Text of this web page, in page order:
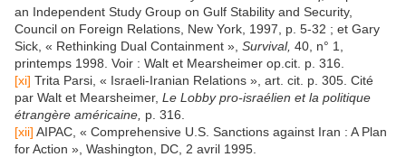
an Independent Study Group on Gulf Stability and Security,
Council on Foreign Relations, New York, 1997, p. 5-32 ; et Gary
Sick, « Rethinking Dual Containment », Survival, 40, n° 1,
printemps 1998. Voir : Walt et Mearsheimer op.cit. p. 316.
[xi] Trita Parsi, « Israeli-Iranian Relations », art. cit. p. 305. Cité
par Walt et Mearsheimer, Le Lobby pro-israélien et la politique
étrangère américaine, p. 316.
[xii] AIPAC, « Comprehensive U.S. Sanctions against Iran : A Plan
for Action », Washington, DC, 2 avril 1995.